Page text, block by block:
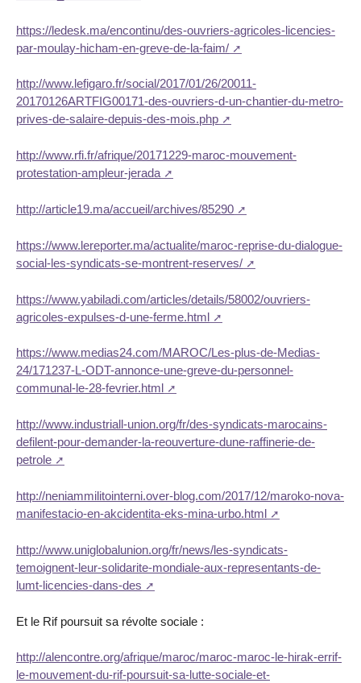
https://ledesk.ma/encontinu/des-ouvriers-agricoles-licencies-
par-moulay-hicham-en-greve-de-la-faim/
http://www.lefigaro.fr/social/2017/01/26/20011-
20170126ARTFIG00171-des-ouvriers-d-un-chantier-du-metro-
prives-de-salaire-depuis-des-mois.php
http://www.rfi.fr/afrique/20171229-maroc-mouvement-
protestation-ampleur-jerada
http://article19.ma/accueil/archives/85290
https://www.lereporter.ma/actualite/maroc-reprise-du-dialogue-
social-les-syndicats-se-montrent-reserves/
https://www.yabiladi.com/articles/details/58002/ouvriers-
agricoles-expulses-d-une-ferme.html
https://www.medias24.com/MAROC/Les-plus-de-Medias-
24/171237-L-ODT-annonce-une-greve-du-personnel-
communal-le-28-fevrier.html
http://www.industriall-union.org/fr/des-syndicats-marocains-
defilent-pour-demander-la-reouverture-dune-raffinerie-de-
petrole
http://neniammilitointerni.over-blog.com/2017/12/maroko-nova-
manifestacio-en-akcidentita-eks-mina-urbo.html
http://www.uniglobalunion.org/fr/news/les-syndicats-
temoignent-leur-solidarite-mondiale-aux-representants-de-
lumt-licencies-dans-des
Et le Rif poursuit sa révolte sociale :
http://alencontre.org/afrique/maroc/maroc-maroc-le-hirak-errif-
le-mouvement-du-rif-poursuit-sa-lutte-sociale-et-